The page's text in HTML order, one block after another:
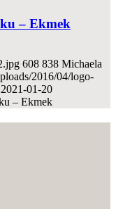
– Ekmek
608 838 Michaela
2016/04/logo-
2021-01-20
– Ekmek